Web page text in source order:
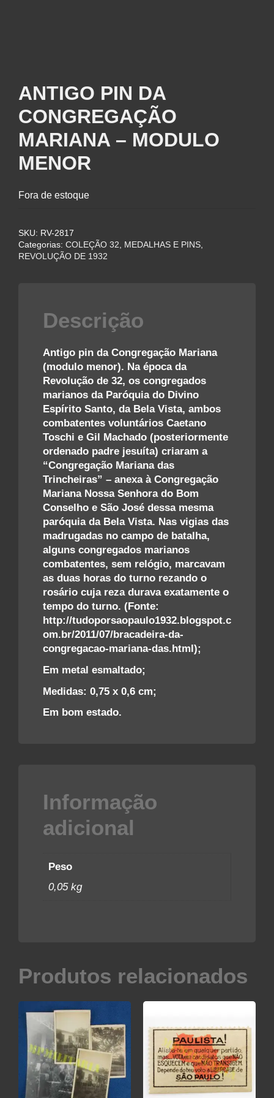
ANTIGO PIN DA
CONGREGAÇÃO
MARIANA – MODULO
MENOR
Fora de estoque
SKU: RV-2817
Categorias: COLEÇÃO 32 MEDALHAS E PINS
REVOLUÇÃO DE 1932
Descrição
Antigo pin da Congregação Mariana
(modulo menor). Na época da
Revolução de 32, os congregados
marianos da Paróquia do Divino
Espírito Santo, da Bela Vista, ambos
combatentes voluntários Caetano
Toschi e Gil Machado (posteriormente
ordenado padre jesuíta) criaram a
“Congregação Mariana das
Trincheiras” – anexa à Congregação
Mariana Nossa Senhora do Bom
Conselho e São José dessa mesma
paróquia da Bela Vista. Nas vigias das
madrugadas no campo de batalha,
alguns congregados marianos
combatentes, sem relógio, marcavam
as duas horas do turno rezando o
rosário cuja reza durava exatamente o
tempo do turno. (Fonte:
http://tudoporsaopaulo1932.blogspot.c
om.br/2011/07/bracadeira-da-
congregacao-mariana-das.html);
Em metal esmaltado;
Medidas: 0,75 x 0,6 cm;
Em bom estado.
Informação
adicional
Peso
0,05 kg
Produtos relacionados